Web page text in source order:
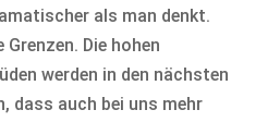
als man denkt.
Die hohen
werden in den nächsten
dass auch bei uns mehr